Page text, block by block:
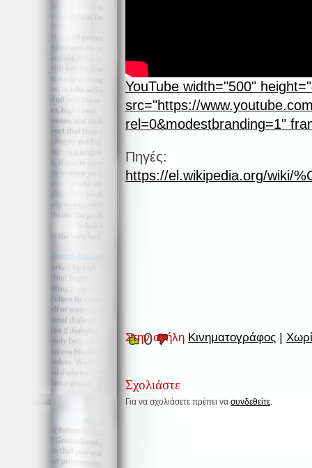
YouTube width="500"
src="https://
rel=0&modestbranding=1"
Πηγές:
https://el.wikipedia.org/wiki/
Στην στήλη Κινηματογράφος |
0
Σχολιάστε
Για να σχολιάσετε πρέπει να συνδεθείτε